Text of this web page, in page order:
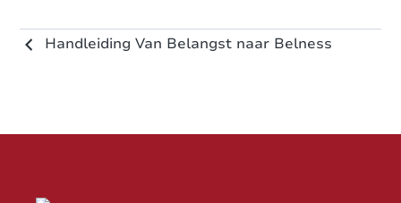
Handleiding Van Belangst naar Belness